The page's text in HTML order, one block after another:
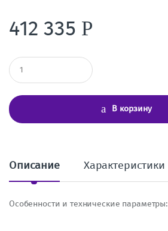
412 335 Р
К
о
ч
е
В корзину
Описание Характеристики
Особенности и технические параметры: